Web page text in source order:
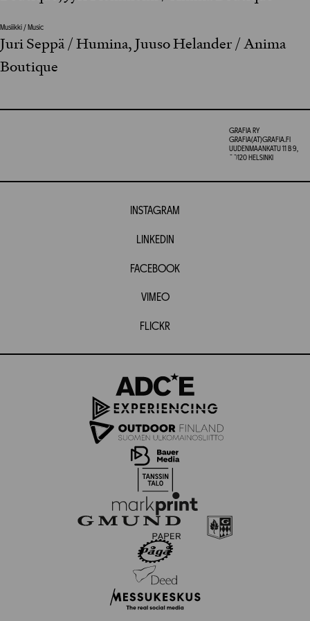
Musiikki / Music
Juri Seppä / Humina, Juuso Helander / Anima
Boutique
GRAFIA RY
GRAFIA(AT)GRAFIA.FI
UUDENMAANKATU 11 B 9,
00120 HELSINKI
INSTAGRAM
LINKEDIN
FACEBOOK
VIMEO
FLICKR